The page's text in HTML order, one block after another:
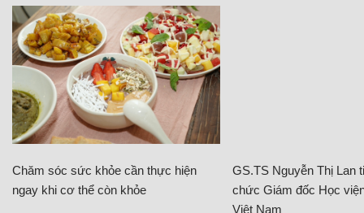
Chăm sóc sức khỏe cần thực hiện
ngay khi cơ thể còn khỏe
GS.TS Nguyễn Thị Lan
chức Giám đốc Học
Việt Nam